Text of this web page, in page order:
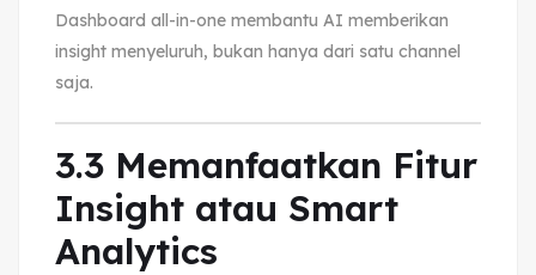
Dashboard all-in-one membantu AI memberikan
insight menyeluruh, bukan hanya dari satu channel
saja.
3.3 Memanfaatkan Fitur
Insight atau Smart
Analytics